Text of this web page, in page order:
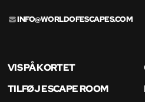
INFO@WORLDOFESCAPES.COM
VIS PÅ KORTET
TILFØJ ESCAPE ROOM